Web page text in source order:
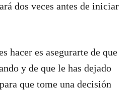
dos veces antes de iniciar
hacer es asegurarte de que
y de que le has dejado
que tome una decisión